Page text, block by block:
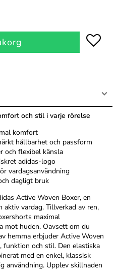
och stil i varje rörelse
komfort
hållbarhet och passform
och flexibel känsla
adidas-logo
vardagsanvändning
dagligt bruk
Active Woven Boxer, en
vardag. Tillverkad av ren,
maximal
mot huden. Oavsett om du
hemma erbjuder Active Woven
och stil. Den elastiska
med en enkel, klassisk
användning. Upplev skillnaden